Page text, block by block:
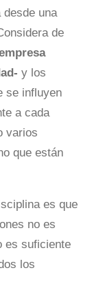
desde una
de
y los
se influyen
a cada
varios
que están
es que
no es
es suficiente
los